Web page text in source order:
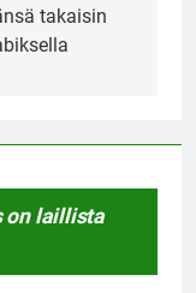
takaisin
on laillista